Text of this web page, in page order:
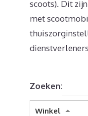
scoots). Dit
met
Zoeken:
Winkel